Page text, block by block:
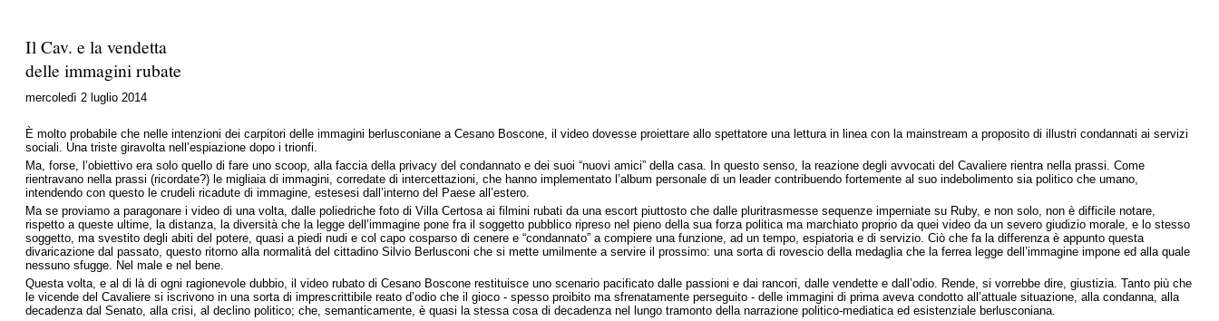
Il Cav. e la vendetta
delle immagini rubate
mercoledì 2 luglio 2014
È molto probabile che nelle intenzioni dei carpitori delle immagini berlusconiane a Cesano Boscone, il video dovesse proiettare allo spettatore una lettura in linea con la mainstream a proposito di illustri condannati ai servizi
sociali. Una triste giravolta nell’espiazione dopo i trionfi.
Ma, forse, l’obiettivo era solo quello di fare uno scoop, alla faccia della privacy del condannato e dei suoi “nuovi amici” della casa. In questo senso, la reazione degli avvocati del Cavaliere rientra nella prassi. Come
rientravano nella prassi (ricordate?) le migliaia di immagini, corredate di intercettazioni, che hanno implementato l’album personale di un leader contribuendo fortemente al suo indebolimento sia politico che umano,
intendendo con questo le crudeli ricadute di immagine, estesesi dall’interno del Paese all’estero.
Ma se proviamo a paragonare i video di una volta, dalle poliedriche foto di Villa Certosa ai filmini rubati da una escort piuttosto che dalle pluritrasmesse sequenze imperniate su Ruby, e non solo, non è difficile notare,
rispetto a queste ultime, la distanza, la diversità che la legge dell’immagine pone fra il soggetto pubblico ripreso nel pieno della sua forza politica ma marchiato proprio da quei video da un severo giudizio morale, e lo stesso
soggetto, ma svestito degli abiti del potere, quasi a piedi nudi e col capo cosparso di cenere e “condannato” a compiere una funzione, ad un tempo, espiatoria e di servizio. Ciò che fa la differenza è appunto questa
divaricazione dal passato, questo ritorno alla normalità del cittadino Silvio Berlusconi che si mette umilmente a servire il prossimo: una sorta di rovescio della medaglia che la ferrea legge dell’immagine impone ed alla quale
nessuno sfugge. Nel male e nel bene.
Questa volta, e al di là di ogni ragionevole dubbio, il video rubato di Cesano Boscone restituisce uno scenario pacificato dalle passioni e dai rancori, dalle vendette e dall’odio. Rende, si vorrebbe dire, giustizia. Tanto più che
le vicende del Cavaliere si iscrivono in una sorta di imprescrittibile reato d’odio che il gioco - spesso proibito ma sfrenatamente perseguito - delle immagini di prima aveva condotto all’attuale situazione, alla condanna, alla
decadenza dal Senato, alla crisi, al declino politico; che, semanticamente, è quasi la stessa cosa di decadenza nel lungo tramonto della narrazione politico-mediatica ed esistenziale berlusconiana.